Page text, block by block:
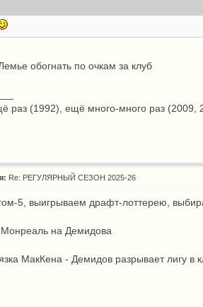
обогнать по очкам за клуб
раз (1992), ещё много-много раз (2009,
Re: РЕГУЛЯРНЫЙ СЕЗОН 2025-26
5, выигрываем драфт-лоттерею,
на Демидова
МакКена - Демидов разрывает лигу в